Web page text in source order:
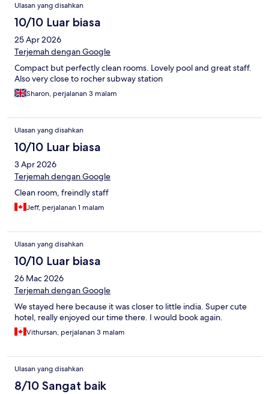
Ulasan yang disahkan
10/10 Luar biasa
25 Apr 2026
Terjemah dengan Google
Compact but perfectly clean rooms. Lovely pool and great staff.
Also very close to rocher subway station
Sharon, perjalanan 3 malam
Ulasan yang disahkan
10/10 Luar biasa
3 Apr 2026
Terjemah dengan Google
Clean room, freindly staff
Jeff, perjalanan 1 malam
Ulasan yang disahkan
10/10 Luar biasa
26 Mac 2026
Terjemah dengan Google
We stayed here because it was closer to little india. Super cute
hotel, really enjoyed our time there. I would book again.
Vithursan, perjalanan 3 malam
Ulasan yang disahkan
8/10 Sangat baik